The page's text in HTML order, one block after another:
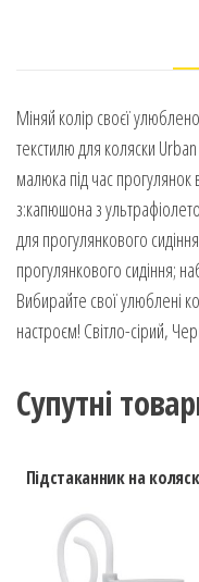
Міняй колір своєї
текстилю для коляски
малюка під час прогулянок
з:капюшона з
для прогулянкового
прогулянкового сидіння;
Вибирайте свої улюблені
настроєм! Світло-сірий,
Супутні
Підстаканник на